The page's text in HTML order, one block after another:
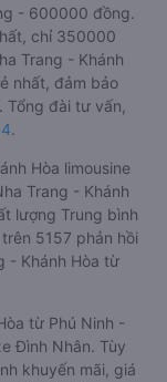
- 600000 đồng.
chỉ 350000
Trang - Khánh
nhất, đảm bảo
đài tư vấn,
.
Hòa limousine
Trang - Khánh
lượng Trung bình
5157 phản hồi
- Khánh Hòa từ
từ Phú Ninh -
Đình Nhân. Tùy
khuyến mãi, giá